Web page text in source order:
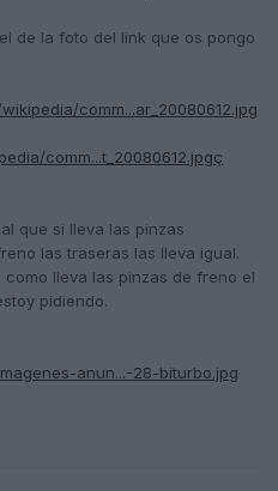
de la foto del link que os pongo
comm...ar_20080612.jpg
comm...t_20080612.jpgç
que si lleva las pinzas
las traseras las lleva igual.
lleva las pinzas de freno el
pidiendo.
anun...-28-biturbo.jpg